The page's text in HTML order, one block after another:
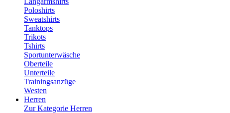
Poloshirts
Sweatshirts
Tanktops
Trikots
Tshirts
Sportunterwäsche
Oberteile
Unterteile
Trainingsanzüge
Westen
Herren
Zur Kategorie Herren